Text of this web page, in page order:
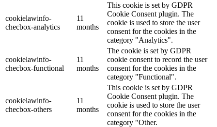
cookielawinfo-
checbox-analytics
11
months
This cookie is set by GDPR
Cookie Consent plugin. The
cookie is used to store the user
consent for the cookies in the
category "Analytics".
cookielawinfo-
checbox-functional
11
months
The cookie is set by GDPR
cookie consent to record the user
consent for the cookies in the
category "Functional".
cookielawinfo-
checbox-others
11
months
This cookie is set by GDPR
Cookie Consent plugin. The
cookie is used to store the user
consent for the cookies in the
category "Other.